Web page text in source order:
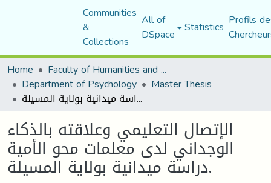
Communities
&
Collections
All of
DSpace Statistics Profils
Home
Faculty of Humanities and Social Sciences
Department of Psychology Master Thesis
الإتصال التعليمي وعلاقته بالذكاء الوجداني لدى معلمات محو الأمية دراسة ميدانية بولاية المسيلة.
الإتصال التعليمي وعلاقته بالذكاء
الوجداني لدى معلمات محو الأمية
دراسة ميدانية بولاية المسيلة.